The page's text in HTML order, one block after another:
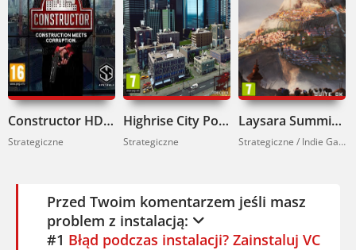
od nowa.
Tworzysz własną strategię. Może
postawisz na luksus? A może na ilość
najemców? Wybór należy do ciebie.
Jeśli lubisz takie klimaty, sprawdź też
Constructor HDlubMad Games Tycoon.
Project Highrise cię wciągnie. To gratka
dla fanów SimTower. Pobierz Project
Constructor HD Pobierz
Strategiczne
Highrise City Pobierz
Strategiczne
Laysara Summit Kingdom Pobierz
Strategiczne / Indie Games
Przed Twoim komentarzem jeśli masz
problem z instalacją:
#1 Błąd podczas instalacji? Zainstaluj VC